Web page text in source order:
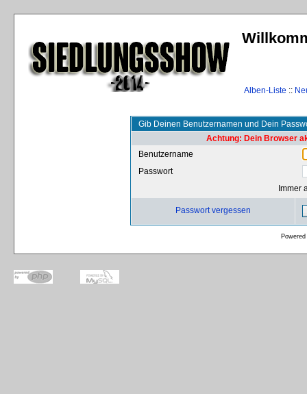
Alben-Liste ::
Gib Deinen Benutzernamen und Dein
Achtung: Dein Browser
Benutzername
Passwort
Immer
Passwort vergessen